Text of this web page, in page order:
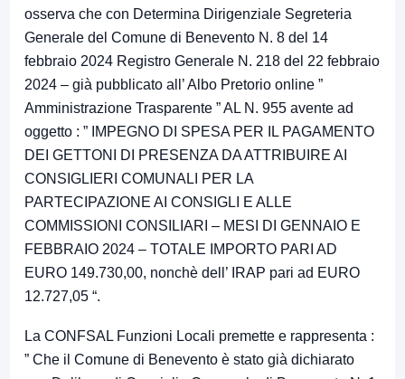
osserva che con Determina Dirigenziale Segreteria
Generale del Comune di Benevento N. 8 del 14
febbraio 2024 Registro Generale N. 218 del 22 febbraio
2024 – già pubblicato all’ Albo Pretorio online ”
Amministrazione Trasparente ” AL N. 955 avente ad
oggetto : ” IMPEGNO DI SPESA PER IL PAGAMENTO
DEI GETTONI DI PRESENZA DA ATTRIBUIRE AI
CONSIGLIERI COMUNALI PER LA
PARTECIPAZIONE AI CONSIGLI E ALLE
COMMISSIONI CONSILIARI – MESI DI GENNAIO E
FEBBRAIO 2024 – TOTALE IMPORTO PARI AD
EURO 149.730,00, nonchè dell’ IRAP pari ad EURO
12.727,05 “.
La CONFSAL Funzioni Locali premette e rappresenta :
” Che il Comune di Benevento è stato già dichiarato